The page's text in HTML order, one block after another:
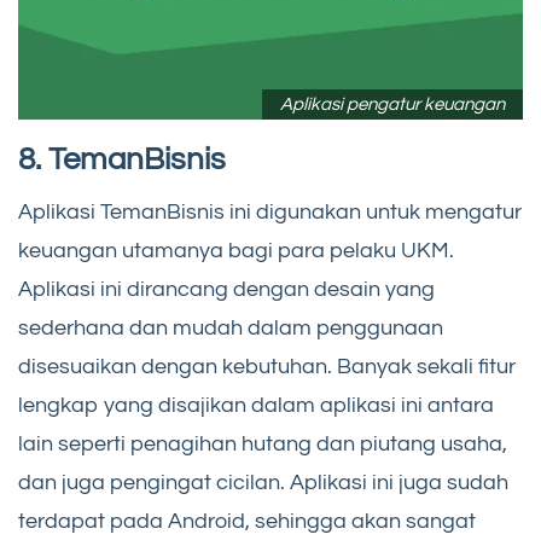
Aplikasi pengatur keuangan
8. TemanBisnis
Aplikasi TemanBisnis ini digunakan untuk mengatur
keuangan utamanya bagi para pelaku UKM.
Aplikasi ini dirancang dengan desain yang
sederhana dan mudah dalam penggunaan
disesuaikan dengan kebutuhan. Banyak sekali fitur
lengkap yang disajikan dalam aplikasi ini antara
lain seperti penagihan hutang dan piutang usaha,
dan juga pengingat cicilan. Aplikasi ini juga sudah
terdapat pada Android, sehingga akan sangat